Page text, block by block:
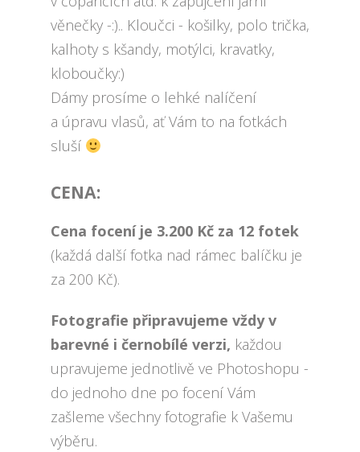
věnečky -:).. Kloučci - košilky, polo trička,
kalhoty s kšandy, motýlci, kravatky,
kloboučky:)
Dámy prosíme o lehké nalíčení
a úpravu vlasů, ať Vám to na fotkách
sluší
CENA:
Cena focení je 3.200 Kč za 12 fotek
(každá další fotka nad rámec balíčku je
za 200 Kč).
Fotografie připravujeme vždy v
barevné i černobílé verzi, každou
upravujeme jednotlivě ve Photoshopu -
do jednoho dne po focení Vám
zašleme všechny fotografie k Vašemu
výběru.